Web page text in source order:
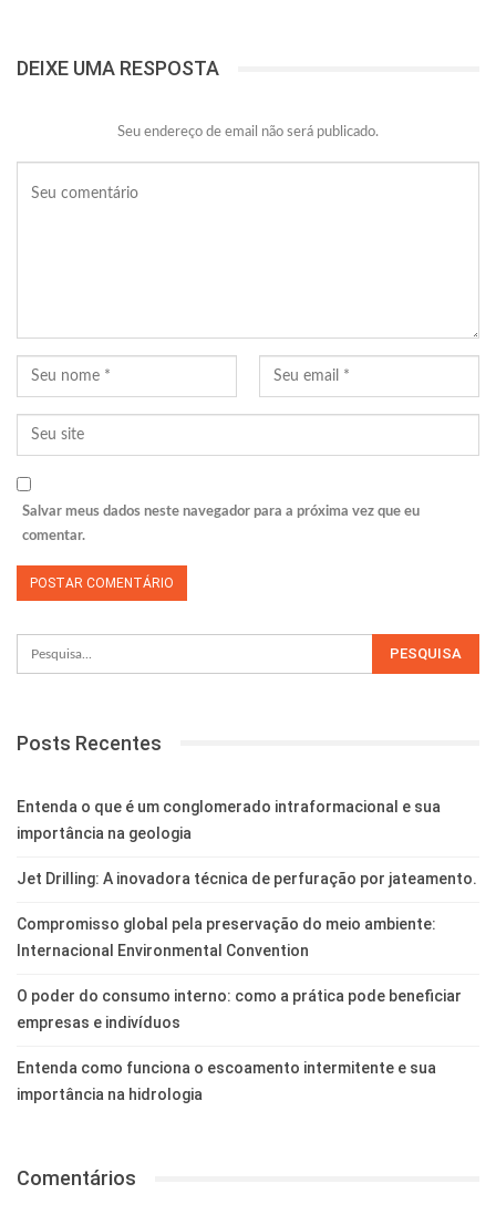
DEIXE UMA RESPOSTA
Seu endereço de email não será publicado.
Salvar meus dados neste navegador para a próxima vez que eu
comentar.
Posts Recentes
Entenda o que é um conglomerado intraformacional e sua
importância na geologia
Jet Drilling: A inovadora técnica de perfuração por jateamento.
Compromisso global pela preservação do meio ambiente:
Internacional Environmental Convention
O poder do consumo interno: como a prática pode beneficiar
empresas e indivíduos
Entenda como funciona o escoamento intermitente e sua
importância na hidrologia
Comentários